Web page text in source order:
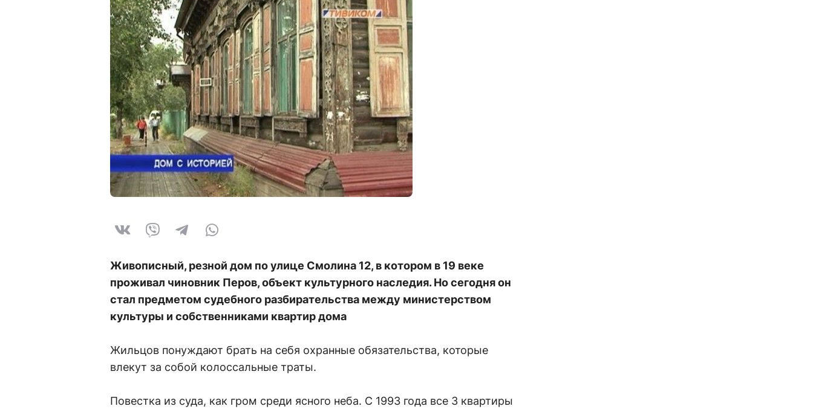
Живописный, резной дом по улице Смолина 12, в котором в 19 веке
проживал чиновник Перов, объект культурного наследия. Но сегодня он
стал предметом судебного разбирательства между министерством
культуры и собственниками квартир дома
Жильцов понуждают брать на себя охранные обязательства, которые
влекут за собой колоссальные траты.
Повестка из суда, как гром среди ясного неба. С 1993 года все 3 квартиры